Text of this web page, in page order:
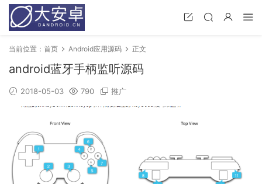
当前位置： 首页 Android应用源码 正文
android蓝牙手柄监听源码
2018-05-03 790 推广